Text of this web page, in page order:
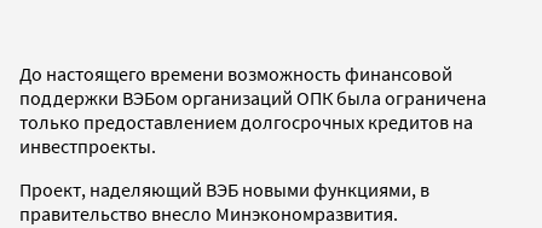
До настоящего времени возможность финансовой
поддержки ВЭБом организаций ОПК была ограничена
только предоставлением долгосрочных кредитов на
инвестпроекты.
Проект, наделяющий ВЭБ новыми функциями, в
правительство внесло Минэкономразвития.